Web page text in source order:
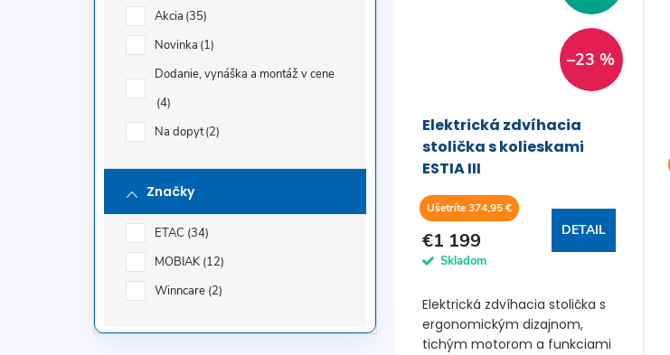
Akcia 35
Novinka 1
Dodanie, vynáška a montáž v cene
4
Na dopyt 2
Značky
ETAC 34
MOBIAK 12
Winncare 2
–23 %
Elektrická zdvíhacia
stolička s kolieskami
ESTIA III
Ušetríte 374,95 €
€1 199
Skladom
DETAIL
Elektrická zdvíhacia stolička s
ergonomickým dizajnom,
tichým motorom a funkciami